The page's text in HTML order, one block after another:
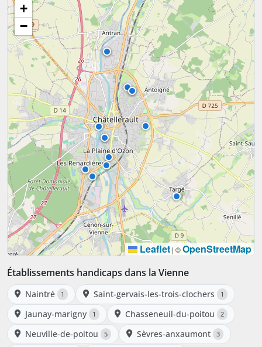
+
−
Leaflet | ©OpenStreetMap
Établissements handicaps dans la Vienne
Naintré 1 Saint-gervais-les-trois-clochers 1
Jaunay-marigny 1 Chasseneuil-du-poitou 2
Neuville-de-poitou 5 Sèvres-anxaumont 3